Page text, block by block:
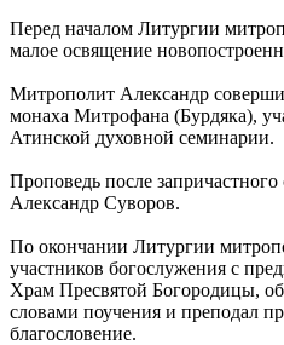
Перед началом Литургии
малое освящение
Митрополит Александр
монаха Митрофана (Бурдяка),
Атинской духовной семинарии.
Проповедь после
Александр Суворов.
По окончании Литургии
участников богослужения с
Храм Пресвятой Богородицы,
словами поучения и преподал
благословение.